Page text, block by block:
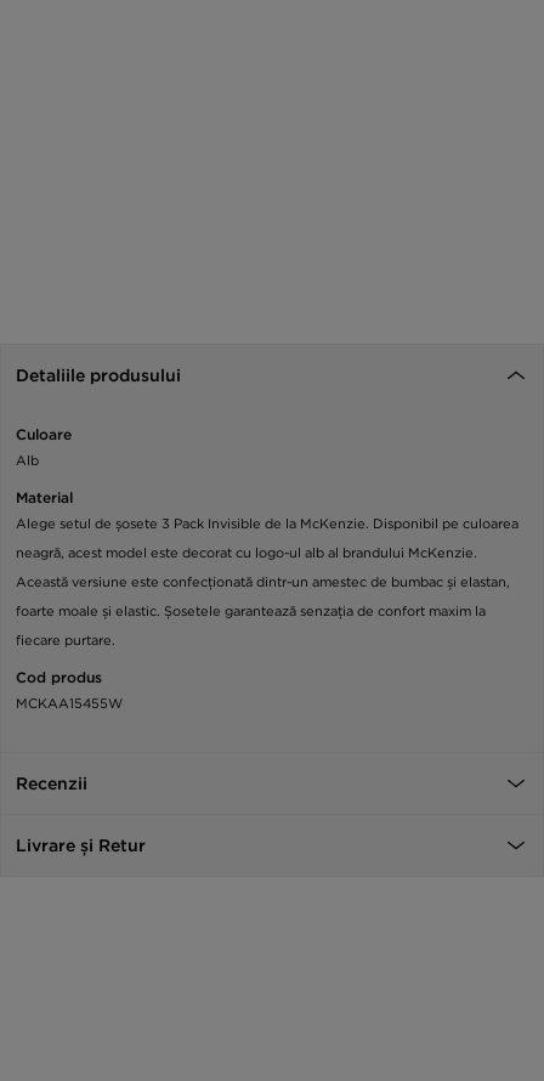
Detaliile produsului
Culoare
Alb
Material
Alege setul de șosete 3 Pack Invisible de la McKenzie. Disponibil pe culoarea
neagră, acest model este decorat cu logo-ul alb al brandului McKenzie.
Această versiune este confecționată dintr-un amestec de bumbac și elastan,
foarte moale și elastic. Șosetele garantează senzația de confort maxim la
fiecare purtare.
Cod produs
MCKAA15455W
Recenzii
Livrare și Retur